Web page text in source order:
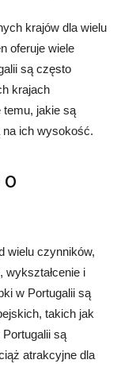
krajów dla wielu
oferuje wiele
są często
krajach
jakie są
na ich wysokość.
wielu czynników,
wykształcenie i
w Portugalii są
takich jak
są
atrakcyjne dla